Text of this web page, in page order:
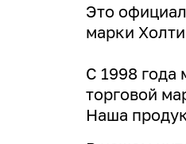
Это
марки
С 1998 года
торговой
Наша